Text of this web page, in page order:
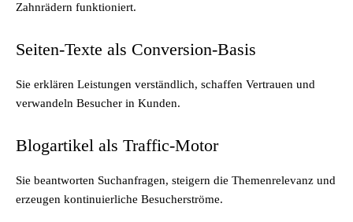
Zahnrädern funktioniert.
Seiten-Texte als Conversion-Basis
Sie erklären Leistungen verständlich, schaffen Vertrauen und
verwandeln Besucher in Kunden.
Blogartikel als Traffic-Motor
Sie beantworten Suchanfragen, steigern die Themenrelevanz und
erzeugen kontinuierliche Besucherströme.